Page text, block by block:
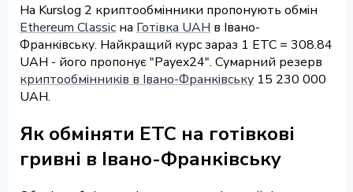
На Kurslog 2 криптообмінники пропонують обмін
Ethereum Classic на Готівка UAH в Івано-
Франківську. Найкращий курс зараз 1 ETC = 308.84
UAH - його пропонує "Payex24". Сумарний резерв
криптообмінників в Івано-Франківську 15 230 000
UAH.
Як обміняти ETC на готівкові
гривні в Івано-Франківську